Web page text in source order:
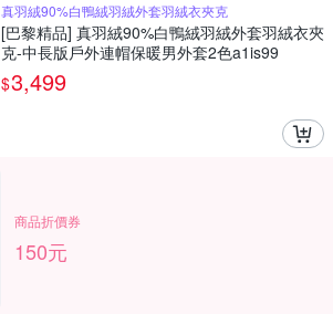
真羽絨90%白鴨絨羽絨外套羽絨衣夾克
[巴黎精品] 真羽絨90%白鴨絨羽絨外套羽絨衣夾
克-中長版戶外連帽保暖男外套2色a1is99
$3,499
商品折價券
150元